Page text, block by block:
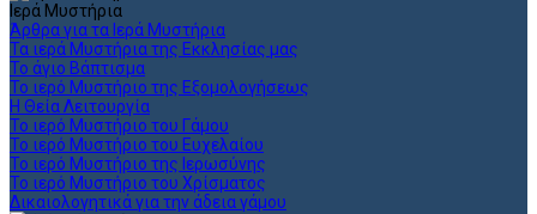
Ιερά Μυστήρια
Άρθρα για τα Ιερά Μυστήρια
Τα ιερά Μυστήρια της Εκκλησίας μας
Το άγιο Βάπτισμα
Το ιερό Μυστήριο της Εξομολογήσεως
Η Θεία Λειτουργία
Το ιερό Μυστήριο του Γάμου
Το ιερό Μυστήριο του Ευχελαίου
Το ιερό Μυστήριο της Ιερωσύνης
Το ιερό Μυστήριο του Χρίσματος
Δικαιολογητικά για την άδεια γάμου